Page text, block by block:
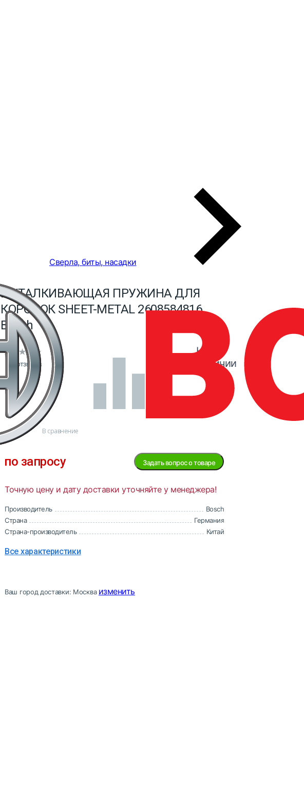
Сверла, биты, насадки
ВЫТАЛКИВАЮЩАЯ ПРУЖИНА ДЛЯ
КОРОНОК SHEET-METAL 2608584816
Bosch
0 отзывов
В сравнение
Нет в
наличии
по запросу Задать вопрос о товаре
Точную цену и дату доставки уточняйте у менеджера!
Производитель
Bosch
Страна
Германия
Страна-производитель
Китай
Все характеристики
Ваш город доставки: Москва изменить